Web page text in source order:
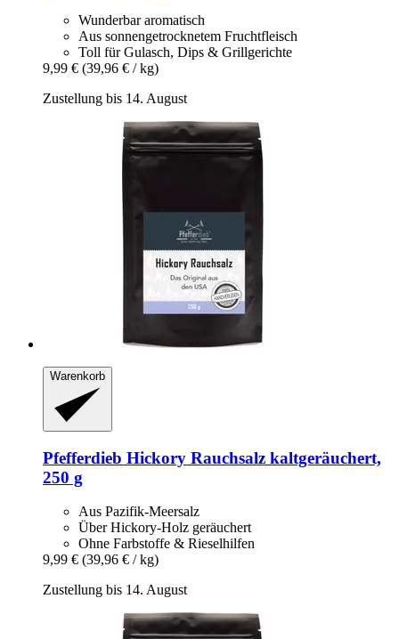
Wunderbar aromatisch
Aus sonnengetrocknetem Fruchtfleisch
Toll für Gulasch, Dips & Grillgerichte
9,99 € (39,96 € / kg)
Zustellung bis 14. August
Warenkorb
Pfefferdieb Hickory Rauchsalz kaltgeräuchert,
250 g
Aus Pazifik-Meersalz
Über Hickory-Holz geräuchert
Ohne Farbstoffe & Rieselhilfen
9,99 € (39,96 € / kg)
Zustellung bis 14. August